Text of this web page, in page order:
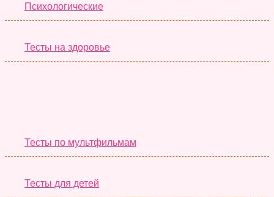
Психологические
Тесты на здоровье
Тесты по мультфильмам
Тесты для детей